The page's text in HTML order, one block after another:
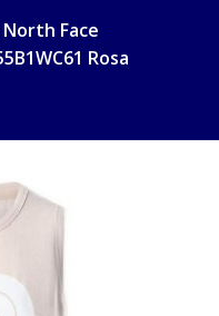
Face
Rosa